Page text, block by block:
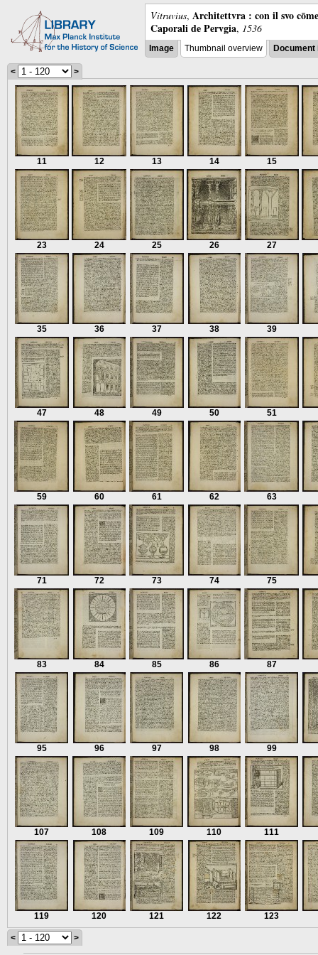
Vitruvius, Architettvra : con il svo
Caporali de Pervgia, 1536
Image Thumbnail overview
< >
11 12 13 14 15
23 24 25 26 27
35 36 37 38 39
47 48 49 50 51
59 60 61 62 63
71 72 73 74 75
83 84 85 86 87
95 96 97 98 99
107 108 109 110 111
119 120 121 122 123
< >